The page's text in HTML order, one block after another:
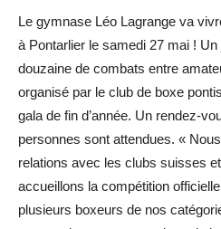
Le gymnase Léo Lagrange va
à Pontarlier le samedi 27 mai ! Un
douzaine de combats entre
organisé par le club de boxe
gala de fin d’année. Un rendez-
personnes sont attendues. «
relations avec les clubs suisses
accueillons la compétition
plusieurs boxeurs de nos